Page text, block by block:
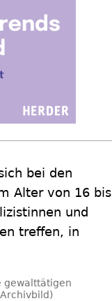
bei den
Alter von 16 bis
und
treffen, in
gewalttätigen